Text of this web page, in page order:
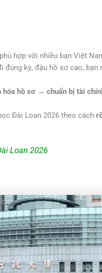
hợp với nhiều bạn Việt
đúng kỳ, đậu hồ sơ cao,
hồ sơ → chuẩn bị tài
Đài Loan 2026 theo cách
Loan 2026